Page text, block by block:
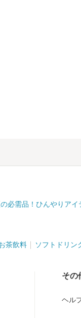
必需品！ひんやりアイ
茶飲料 ソフトドリン
その
ヘル